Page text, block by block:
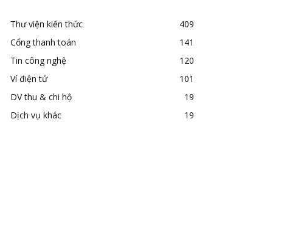
Thư viện kiến thức
409
Cổng thanh toán
141
Tin công nghệ
120
Ví điện tử
101
DV thu & chi hộ
19
Dịch vụ khác
19